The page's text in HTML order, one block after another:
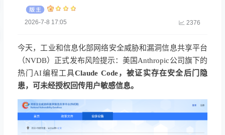
2026-7-8 17:05 2376
今天，工业和信息化部网络安全威胁和漏洞信息共享平台
（NVDB）正式发布风险提示：美国Anthropic公司旗下的
热门AI编程工具Claude Code，被证实存在安全后门隐
患，可未经授权回传用户敏感信息。